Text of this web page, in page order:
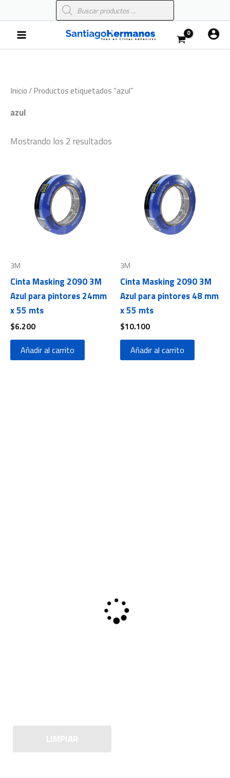
al
contenido
Búsqueda
de
Main
Menu
LIMPIAR
Inicio/ Productos etiquetados “azul”
azul
Mostrando los 2 resultados
3M
Cinta Masking 2090 3M
Azul para pintores 24mm
x 55 mts
$6.200
Añadir al carrito
3M
Cinta Masking 2090 3M
Azul para pintores 48 mm
x 55 mts
$10.100
Añadir al carrito